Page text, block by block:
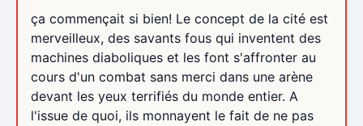
ça commençait si bien! Le concept de la cité est
merveilleux, des savants fous qui inventent des
machines diaboliques et les font s'affronter au
cours d'un combat sans merci dans une arène
devant les yeux terrifiés du monde entier. A
l'issue de quoi, ils monnayent le fait de ne pas